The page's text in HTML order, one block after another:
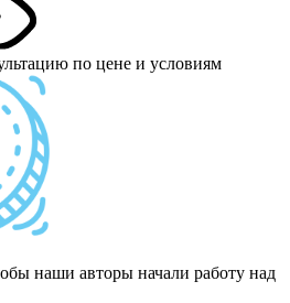
по цене и условиям
наши авторы начали работу над